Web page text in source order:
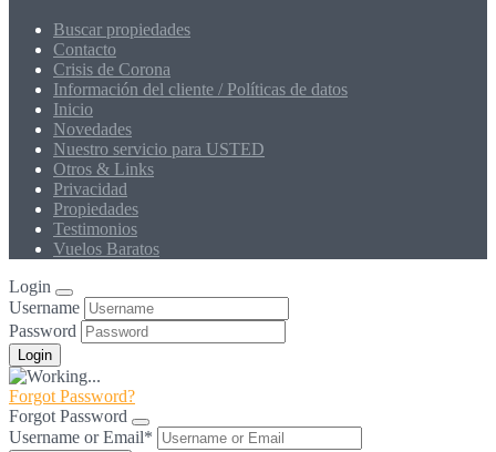
Buscar propiedades
Contacto
Crisis de Corona
Información del cliente / Políticas de datos
Inicio
Novedades
Nuestro servicio para USTED
Otros & Links
Privacidad
Propiedades
Testimonios
Vuelos Baratos
Login
Username
Password
Forgot Password?
Forgot Password
Username or Email*